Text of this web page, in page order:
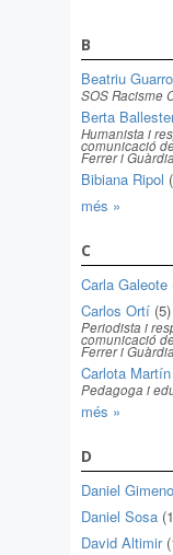
B
Beatriu
SOS Racisme
Berta
Humanista i
comunicació
Ferrer i Guàrdia
Bibiana Ripol
més »
C
Carla Galeote
Carlos Ortí (5)
Periodista i
comunicació
Ferrer i Guàrdia
Carlota Martín
Pedagoga i
més »
D
Daniel Gimeno
Daniel Sosa
David Altimir